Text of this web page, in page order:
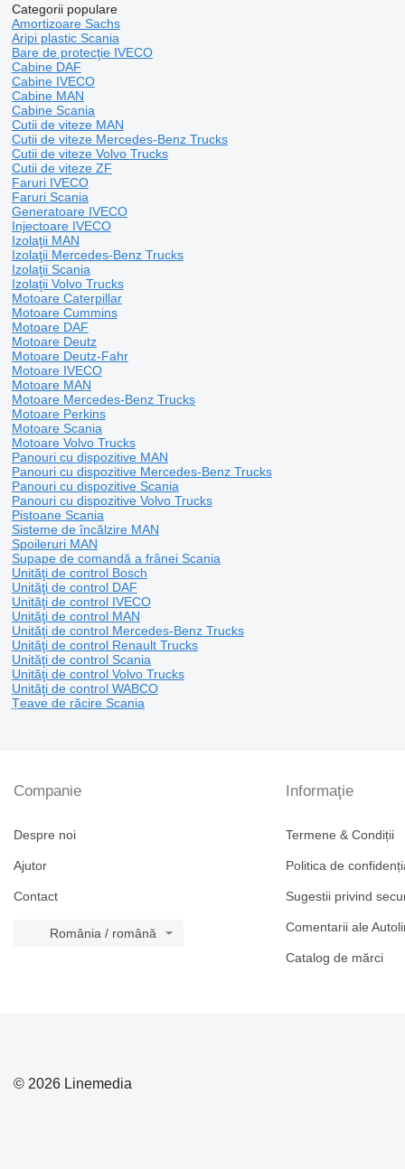
Categorii populare
Amortizoare Sachs
Aripi plastic Scania
Bare de protecţie IVECO
Cabine DAF
Cabine IVECO
Cabine MAN
Cabine Scania
Cutii de viteze MAN
Cutii de viteze Mercedes-Benz Trucks
Cutii de viteze Volvo Trucks
Cutii de viteze ZF
Faruri IVECO
Faruri Scania
Generatoare IVECO
Injectoare IVECO
Izolaţii MAN
Izolaţii Mercedes-Benz Trucks
Izolaţii Scania
Izolaţii Volvo Trucks
Motoare Caterpillar
Motoare Cummins
Motoare DAF
Motoare Deutz
Motoare Deutz-Fahr
Motoare IVECO
Motoare MAN
Motoare Mercedes-Benz Trucks
Motoare Perkins
Motoare Scania
Motoare Volvo Trucks
Panouri cu dispozitive MAN
Panouri cu dispozitive Mercedes-Benz Trucks
Panouri cu dispozitive Scania
Panouri cu dispozitive Volvo Trucks
Pistoane Scania
Sisteme de încălzire MAN
Spoileruri MAN
Supape de comandă a frânei Scania
Unităţi de control Bosch
Unităţi de control DAF
Unităţi de control IVECO
Unităţi de control MAN
Unităţi de control Mercedes-Benz Trucks
Unităţi de control Renault Trucks
Unităţi de control Scania
Unităţi de control Volvo Trucks
Unităţi de control WABCO
Țeave de răcire Scania
Companie
Despre noi
Ajutor
Contact
România / română
Informaţie
Termene & Condiții
Politica de
Sugestii privind
Comentarii ale
Catalog de mărcі
© 2026 Linemedia